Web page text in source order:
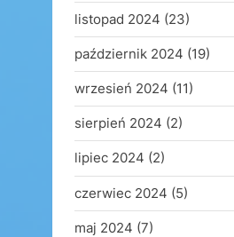
listopad 2024 (23)
październik 2024 (19)
wrzesień 2024 (11)
sierpień 2024 (2)
lipiec 2024 (2)
czerwiec 2024 (5)
maj 2024 (7)